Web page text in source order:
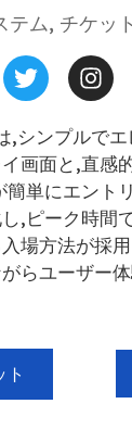
テム, チケッ
,シンプルで
画面と,直感
簡単にエント
,ピーク時間
場方法が採
らユーザー